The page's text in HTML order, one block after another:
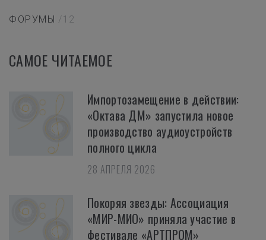
ФОРУМЫ /12
САМОЕ ЧИТАЕМОЕ
Импортозамещение в действии:
«Октава ДМ» запустила новое
производство аудиоустройств
полного цикла
28 АПРЕЛЯ 2026
Покоряя звезды: Ассоциация
«МИР-МИО» приняла участие в
фестивале «АРТПРОМ»